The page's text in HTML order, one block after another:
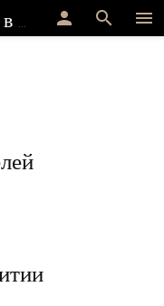
menu
search
person